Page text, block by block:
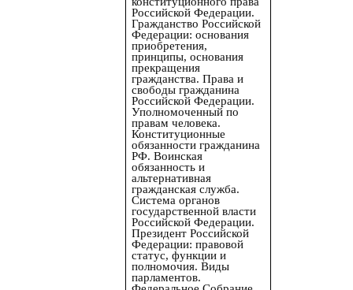
Российской Федерации.
Гражданство Российской
Федерации: основания
приобретения,
принципы, основания
прекращения
гражданства. Права и
свободы гражданина
Российской Федерации.
Уполномоченный по
правам человека.
Конституционные
обязанности гражданина
РФ. Воинская
обязанность и
альтернативная
гражданская служба.
Система органов
государственной власти
Российской Федерации.
Президент Российской
Федерации: правовой
статус, функции и
полномочия. Виды
парламентов.